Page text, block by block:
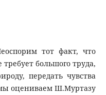
тот факт, что
большого труда,
передать чувства
оцениваем Ш.Муртазу